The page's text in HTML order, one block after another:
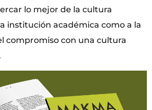
lo mejor de la cultura
institución académica como a la
compromiso con una cultura